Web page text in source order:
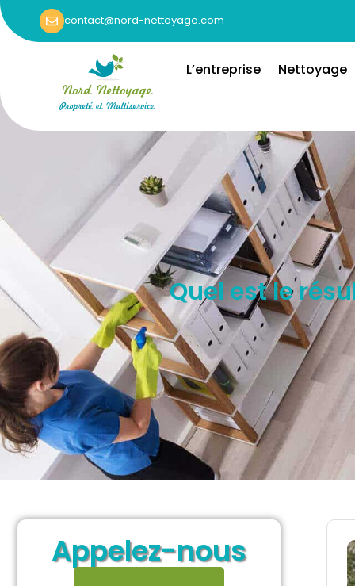
contact@nord-nettoyage.com
L’entreprise Nettoyage
Quel est le
Appelez-nous